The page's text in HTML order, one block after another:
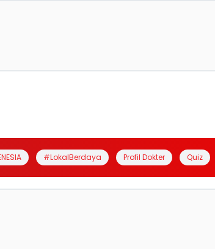
#LokalBerdaya Profil Dokter Quiz